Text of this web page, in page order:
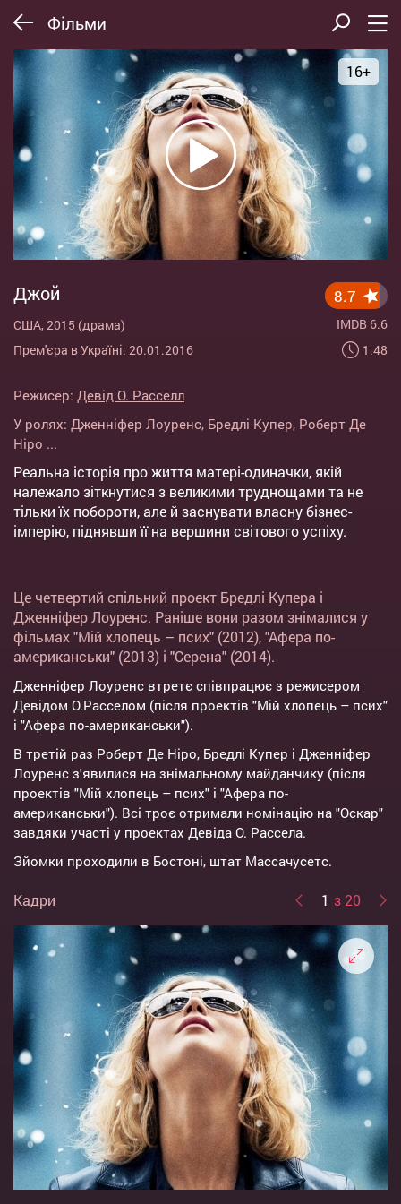
Фільми
16+
Джой
США, 2015 (драма)
Прем'єра в Україні: 20.01.2016
8.7
IMDB 6.6
1:48
Режисер: Девід О. Расселл
У ролях: Дженніфер Лоуренс, Бредлі Купер, Роберт Де
Ніро ...
Реальна історія про життя матері-одиначки, якій
належало зіткнутися з великими труднощами та не
тільки їх побороти, але й заснувати власну бізнес-
імперію, піднявши її на вершини світового успіху.
Це четвертий спільний проект Бредлі Купера і
Дженніфер Лоуренс. Раніше вони разом знімалися у
фільмах "Мій хлопець – псих" (2012), "Афера по-
американськи" (2013) і "Серена" (2014).
Дженніфер Лоуренс втретє співпрацює з режисером
Девідом О.Расселом (після проектів "Мій хлопець – псих"
і "Афера по-американськи").
В третій раз Роберт Де Ніро, Бредлі Купер і Дженніфер
Лоуренс з'явилися на знімальному майданчику (після
проектів "Мій хлопець – псих" і "Афера по-
американськи"). Всі троє отримали номінацію на "Оскар"
завдяки участі у проектах Девіда О. Рассела.
Зйомки проходили в Бостоні, штат Массачусетс.
Кадри 1 з 20